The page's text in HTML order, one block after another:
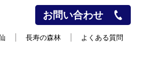
お問い合わせ
長寿の森林 よくある質問